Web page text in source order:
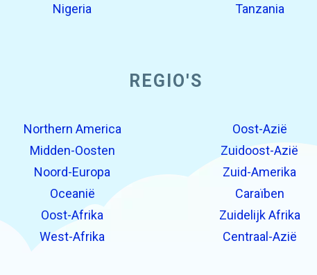
Nigeria Tanzania
REGIO'S
Northern America Oost-Azië
Midden-Oosten Zuidoost-Azië
Noord-Europa Zuid-Amerika
Oceanië Caraïben
Oost-Afrika Zuidelijk Afrika
West-Afrika Centraal-Azië